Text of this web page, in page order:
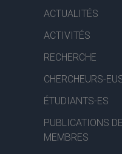
ACTUALITÉS
ACTIVITÉS
RECHERCHE
CHERCHEURS-
ÉTUDIANTS-ES
PUBLICATIONS
MEMBRES